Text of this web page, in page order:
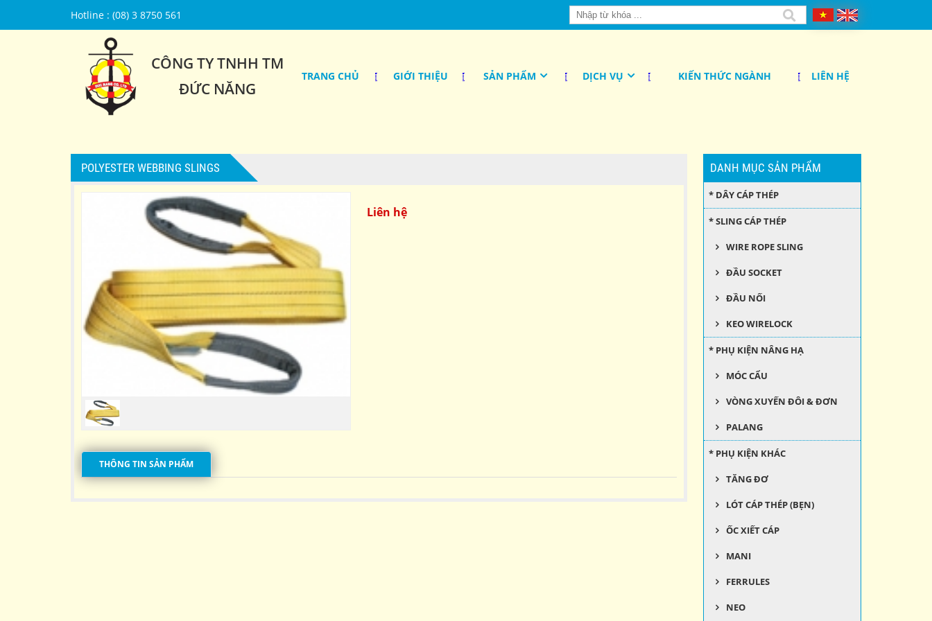
Hotline : (08) 3 8750 561
CÔNG TY TNHH TM
ĐỨC NĂNG
TRANG CHỦ GIỚI THIỆU SẢN PHẨM DỊCH VỤ KIẾN THỨC NGÀNH LIÊN HỆ
POLYESTER WEBBING SLINGS
Liên hệ
THÔNG TIN SẢN PHẨM
DANH MỤC SẢN PHẨM
* DÂY CÁP THÉP
* SLING CÁP THÉP
WIRE ROPE SLING
ĐẦU SOCKET
ĐẦU NỐI
KEO WIRELOCK
* PHỤ KIỆN NÂNG HẠ
MÓC CẨU
VÒNG XUYẾN ĐÔI & ĐƠN
PALANG
* PHỤ KIỆN KHÁC
TĂNG ĐƠ
LÓT CÁP THÉP (BẸN)
ỐC XIẾT CÁP
MANI
FERRULES
NEO